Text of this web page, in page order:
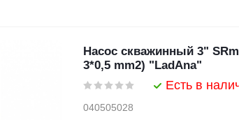
Насос скважинный 3"
3*0,5 mm2) "LadAna"
Есть в
040505028